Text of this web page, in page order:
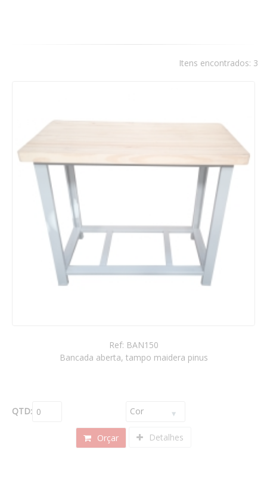
Itens encontrados: 3
Ref: BAN150
Bancada aberta, tampo maidera pinus
QTD:
Orçar Detalhes